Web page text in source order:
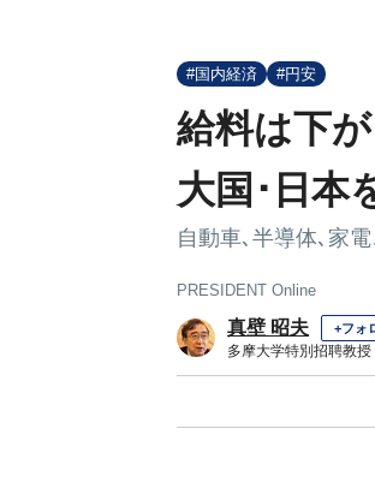
#国内経済 #円安
給料は下
大国･日本
自動車､半導体､家
PRESIDENT Online
真壁 昭夫 +フォ
多摩大学特別招聘教授